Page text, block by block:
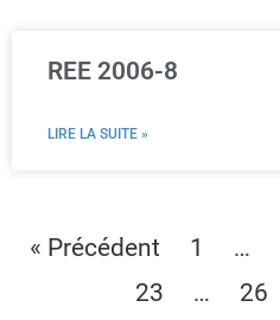
REE 2006-8
LIRE LA SUITE »
« Précédent 1 …
23
… 26